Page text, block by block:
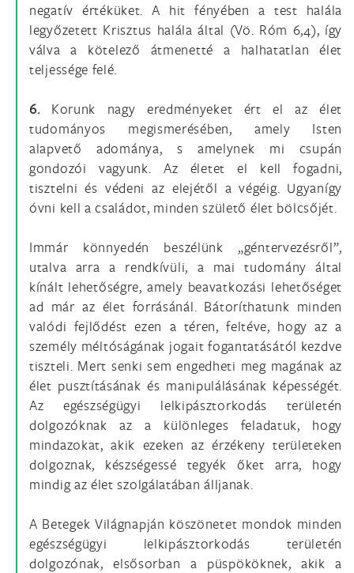
negatív értéküket. A hit fényében a test halála
legyőzetett Krisztus halála által (Vö. Róm 6,4), így
válva a kötelező átmenetté a halhatatlan élet
teljessége felé.
6. Korunk nagy eredményeket ért el az élet
tudományos megismerésében, amely Isten
alapvető adománya, s amelynek mi csupán
gondozói vagyunk. Az életet el kell fogadni,
tisztelni és védeni az elejétől a végéig. Ugyanígy
óvni kell a családot, minden születő élet bölcsőjét.
Immár könnyedén beszélünk „géntervezésről”,
utalva arra a rendkívüli, a mai tudomány által
kínált lehetőségre, amely beavatkozási lehetőséget
ad már az élet forrásánál. Bátoríthatunk minden
valódi fejlődést ezen a téren, feltéve, hogy az a
személy méltóságának jogait fogantatásától kezdve
tiszteli. Mert senki sem engedheti meg magának az
élet pusztításának és manipulálásának képességét.
Az egészségügyi lelkipásztorkodás területén
dolgozóknak az a különleges feladatuk, hogy
mindazokat, akik ezeken az érzékeny területeken
dolgoznak, készségessé tegyék őket arra, hogy
mindig az élet szolgálatában álljanak.
A Betegek Világnapján köszönetet mondok minden
egészségügyi lelkipásztorkodás területén
dolgozónak, elsősorban a püspököknek, akik a